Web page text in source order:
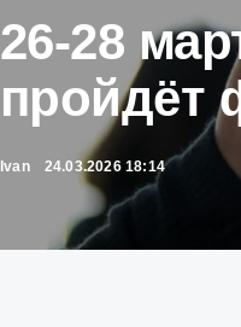
26-28
пройдёт
Ivan 24.03.2026 18:14